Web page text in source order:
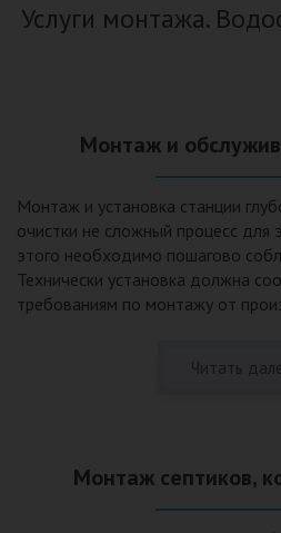
Услуги монтажа.
Монтаж и
Монтаж и установка станции
очистки не сложный процесс для
этого необходимо пошагово
Технически установка должна
требованиям по монтажу от
представления о требованиях
вод – самый эффективный
Читать
Монтаж септиков,